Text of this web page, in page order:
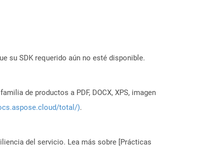
su SDK requerido aún no esté disponible.
de productos a PDF, DOCX, XPS, imagen
total/).
del servicio. Lea más sobre [Prácticas